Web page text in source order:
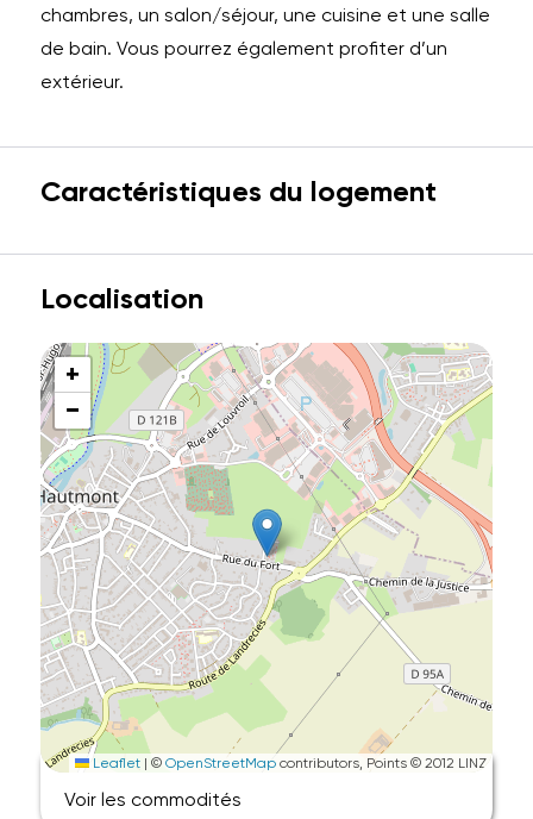
chambres, un salon/séjour, une cuisine et une salle
de bain. Vous pourrez également profiter d’un
extérieur.
Caractéristiques du logement
Localisation
+
−
Leaflet | ©OpenStreetMap contributors, Points © 2012 LINZ
Voir les commodités